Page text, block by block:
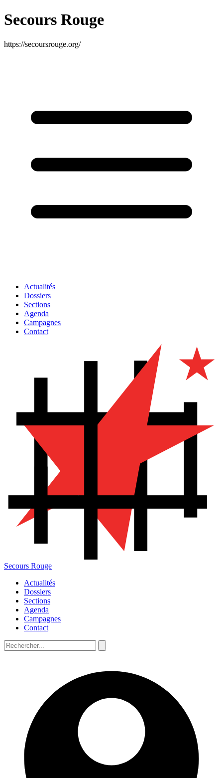
Secours Rouge
https://secoursrouge.org/
Actualités
Dossiers
Sections
Agenda
Campagnes
Contact
Secours Rouge
Actualités
Dossiers
Sections
Agenda
Campagnes
Contact